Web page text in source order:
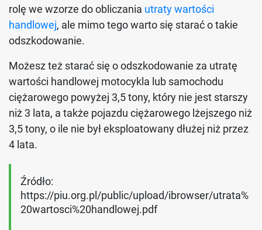
rolę we wzorze do obliczania utraty wartości
handlowej, ale mimo tego warto się starać o takie
odszkodowanie.
Możesz też starać się o odszkodowanie za utratę
wartości handlowej motocykla lub samochodu
ciężarowego powyżej 3,5 tony, który nie jest starszy
niż 3 lata, a także pojazdu ciężarowego lżejszego niż
3,5 tony, o ile nie był eksploatowany dłużej niż przez
4 lata.
Źródło:
https://piu.org.pl/public/upload/ibrowser/utrata%
20wartosci%20handlowej.pdf